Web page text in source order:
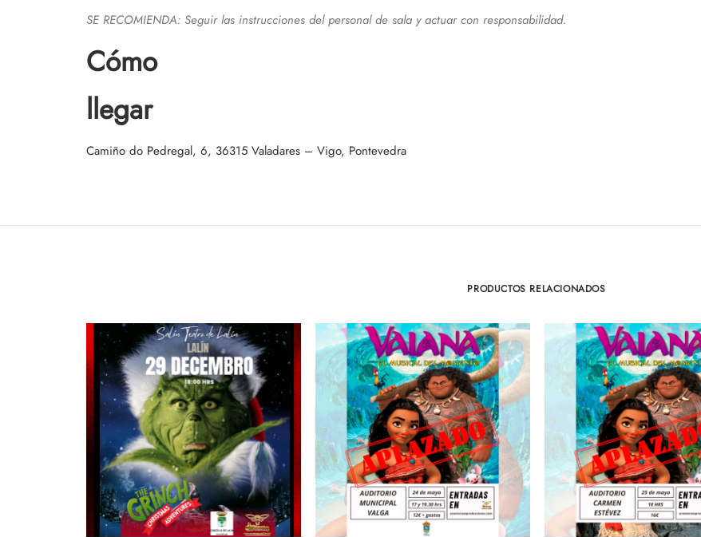
SE RECOMIENDA: Seguir las instrucciones del personal de sala y actuar con responsabilidad.
Cómo
llegar
Camiño do Pedregal, 6, 36315 Valadares – Vigo, Pontevedra
PRODUCTOS RELACIONADOS